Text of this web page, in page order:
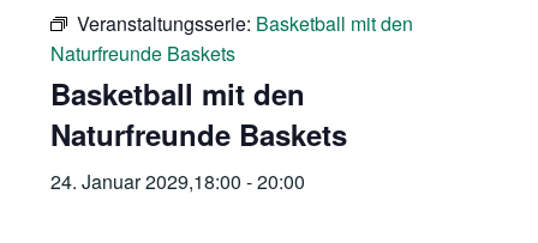
Veranstaltungsserie: Basketball mit den
Naturfreunde Baskets
Basketball mit den
Naturfreunde Baskets
24. Januar 2029,18:00 -20:00